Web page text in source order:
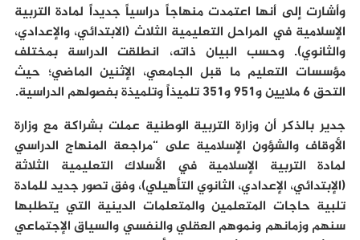
وأشارت إلى أنها اعتمدت منهاجاً دراسياً جديداً لمادة التربية
الإسلامية في المراحل التعليمية الثلاث (الابتدائي، والإعدادي،
والثانوي). وحسب البيان ذاته، انطلقت الدراسة بمختلف
مؤسسات التعليم ما قبل الجامعي، الإثنين الماضي؛ حيث
التحق 6 ملايين و951 و351 تلميذاً وتلميذة بفصولهم الدراسية.
جدير بالذكر أن وزارة التربية الوطنية عملت بشراكة مع وزارة
الأوقاف والشؤون الإسلامية على “مراجعة المنهاج الدراسي
لمادة التربية الإسلامية في الأسلاك التعليمية الثلاثة
(الإبتدائي، الإعدادي، الثانوي التأهيلي)، وفق تصور جديد للمادة
تلبية حاجات المتعلمين والمتعلمات الدينية التي يتطلبها
سنهم وزمانهم ونموهم العقلي والنفسي والسياق الإجتماعي